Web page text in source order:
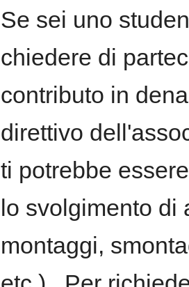
Se sei uno
chiedere di
contributo in
direttivo
ti potrebbe
lo svolgimento di
montaggi,